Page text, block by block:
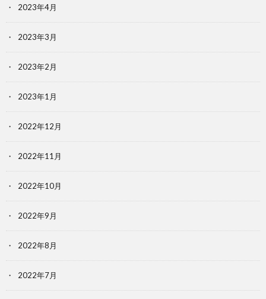
2023年4月
2023年3月
2023年2月
2023年1月
2022年12月
2022年11月
2022年10月
2022年9月
2022年8月
2022年7月